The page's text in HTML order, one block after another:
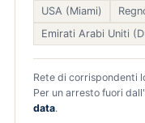
USA (Miami)
Emirati Arabi Uniti
Rete di corrispondenti
Per un arresto fuori
data.